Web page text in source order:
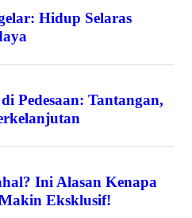
Hidup Selaras
Pedesaan: Tantangan,
Ini Alasan Kenapa
Eksklusif!